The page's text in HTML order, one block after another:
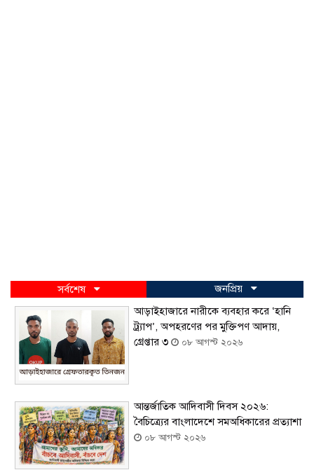
সর্বশেষ
জনপ্রিয়
আড়াইহাজারে নারীকে ব্যবহার করে ‘হানি
ট্র্যাপ’, অপহরণের পর মুক্তিপণ আদায়,
গ্রেপ্তার ৩
০৮ আগস্ট ২০২৬
আন্তর্জাতিক আদিবাসী দিবস ২০২৬:
বৈচিত্র্যের বাংলাদেশে সমঅধিকারের প্রত্যাশা
০৮ আগস্ট ২০২৬